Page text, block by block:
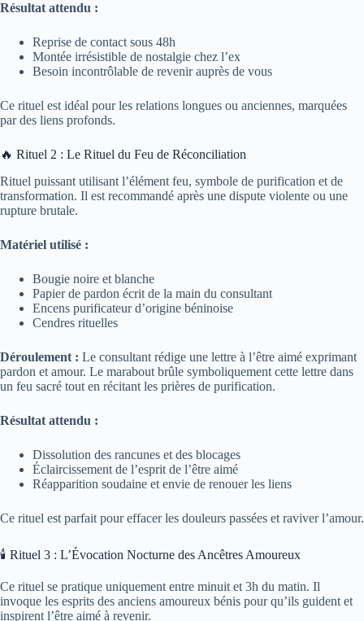
Résultat attendu :
Reprise de contact sous 48h
Montée irrésistible de nostalgie chez l’ex
Besoin incontrôlable de revenir auprès de vous
Ce rituel est idéal pour les relations longues ou anciennes, marquées
par des liens profonds.
🔥 Rituel 2 : Le Rituel du Feu de Réconciliation
Rituel puissant utilisant l’élément feu, symbole de purification et de
transformation. Il est recommandé après une dispute violente ou une
rupture brutale.
Matériel utilisé :
Bougie noire et blanche
Papier de pardon écrit de la main du consultant
Encens purificateur d’origine béninoise
Cendres rituelles
Déroulement : Le consultant rédige une lettre à l’être aimé exprimant
pardon et amour. Le marabout brûle symboliquement cette lettre dans
un feu sacré tout en récitant les prières de purification.
Résultat attendu :
Dissolution des rancunes et des blocages
Éclaircissement de l’esprit de l’être aimé
Réapparition soudaine et envie de renouer les liens
Ce rituel est parfait pour effacer les douleurs passées et raviver l’amour.
🕯 Rituel 3 : L’Évocation Nocturne des Ancêtres Amoureux
Ce rituel se pratique uniquement entre minuit et 3h du matin. Il
invoque les esprits des anciens amoureux bénis pour qu’ils guident et
inspirent l’être aimé à revenir.